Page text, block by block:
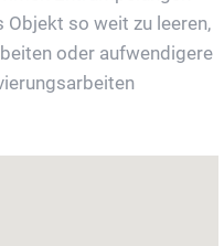
Objekt so weit zu leeren,
oder aufwendigere